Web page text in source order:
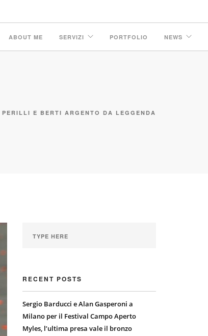
ABOUT ME SERVIZI PORTFOLIO NEWS
PERILLI E BERTI ARGENTO DA LEGGENDA
RECENT POSTS
Sergio Barducci e Alan Gasperoni a
Milano per il Festival Campo Aperto
Myles, l’ultima presa vale il bronzo